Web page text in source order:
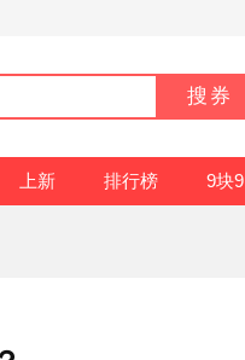
搜券
上新 排行榜 9块9